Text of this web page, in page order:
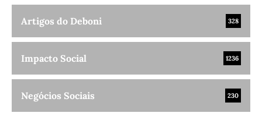
Artigos do Deboni 328
Impacto Social 1236
Negócios Sociais 230